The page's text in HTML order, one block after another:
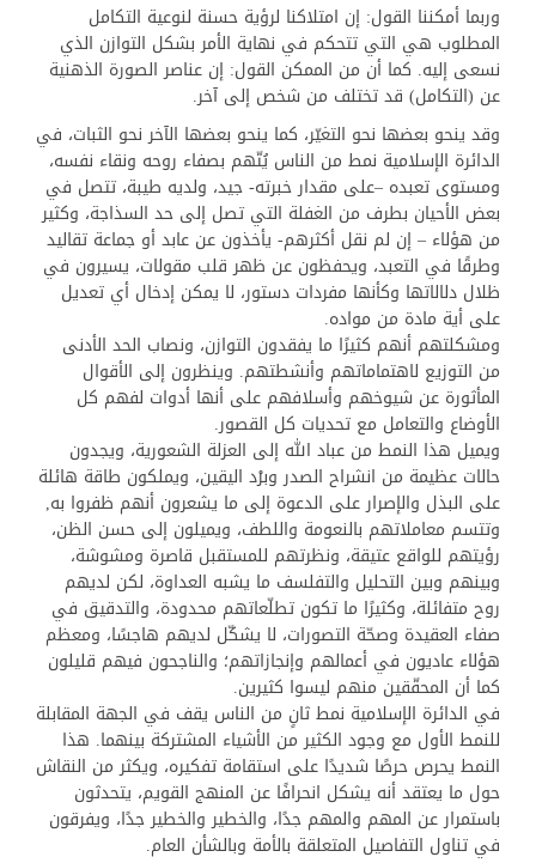
وربما أمكننا القول: إن امتلاكنا لرؤية حسنة لنوعية التكامل
المطلوب هي التي تتحكم في نهاية الأمر بشكل التوازن الذي
نسعى إليه. كما أن من الممكن القول: إن عناصر الصورة الذهنية
عن (التكامل) قد تختلف من شخص إلى آخر.
وقد ينحو بعضها نحو التغيّر، كما ينحو بعضها الآخر نحو الثبات، في
الدائرة الإسلامية نمط من الناس يُتّهم بصفاء روحه ونقاء نفسه،
ومستوى تعبده –على مقدار خبرته- جيد، ولديه طيبة، تتصل في
بعض الأحيان بطرف من الغفلة التي تصل إلى حد السذاجة، وكثير
من هؤلاء – إن لم نقل أكثرهم- يأخذون عن عابد أو جماعة تقاليد
وطرقًا في التعبد، ويحفظون عن ظهر قلب مقولات، يسيرون في
ظلال دلالاتها وكأنها مفردات دستور، لا يمكن إدخال أي تعديل
على أية مادة من مواده.
ومشكلتهم أنهم كثيرًا ما يفقدون التوازن، ونصاب الحد الأدنى
من التوزيع لاهتماماتهم وأنشطتهم. وينظرون إلى الأقوال
المأثورة عن شيوخهم وأسلافهم على أنها أدوات لفهم كل
الأوضاع والتعامل مع تحديات كل القصور.
ويميل هذا النمط من عباد الله إلى العزلة الشعورية، ويجدون
حالات عظيمة من انشراح الصدر وبرْد اليقين، ويملكون طاقة هائلة
على البذل والإصرار على الدعوة إلى ما يشعرون أنهم ظفروا به,
وتتسم معاملاتهم بالنعومة واللطف، ويميلون إلى حسن الظن،
رؤيتهم للواقع عتيقة، ونظرتهم للمستقبل قاصرة ومشوشة،
وبينهم وبين التحليل والتفلسف ما يشبه العداوة، لكن لديهم
روح متفائلة، وكثيرًا ما تكون تطلّعاتهم محدودة، والتدقيق في
صفاء العقيدة وصحّة التصورات، لا يشكّل لديهم هاجسًا، ومعظم
هؤلاء عاديون في أعمالهم وإنجازاتهم؛ والناجحون فيهم قليلون
كما أن المحقّقين منهم ليسوا كثيرين.
في الدائرة الإسلامية نمط ثانٍ من الناس يقف في الجهة المقابلة
للنمط الأول مع وجود الكثير من الأشياء المشتركة بينهما. هذا
النمط يحرص حرصًا شديدًا على استقامة تفكيره، ويكثر من النقاش
حول ما يعتقد أنه يشكل انحرافًا عن المنهج القويم، يتحدثون
باستمرار عن المهم والمهم جدًا، والخطير والخطير جدًا، ويفرقون
في تناول التفاصيل المتعلقة بالأمة وبالشأن العام.